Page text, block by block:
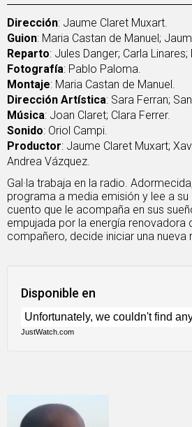
Dirección: Jaume Claret Muxart.
Guion: Maria Castan de Manuel;
Reparto: Jules Danger; Carla
Fotografía: Pablo Paloma.
Montaje: Maria Castan de Manuel.
Dirección Artística: Sara Ferran;
Música: Joan Claret; Clara Ferrer.
Sonido: Oriol Campi.
Productor: Jaume Claret Muxart;
Andrea Vázquez.
Gal·la trabaja en la radio.
programa a media emisión y lee a su
cuento que le acompaña en sus
empujada por la energía renovadora
compañero, decide iniciar una nueva
Disponible en
JustWatch.com